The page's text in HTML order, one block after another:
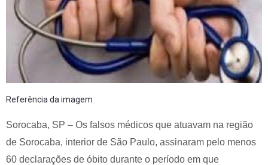
Referência da imagem
Sorocaba, SP – Os falsos médicos que atuavam na região
de Sorocaba, interior de São Paulo, assinaram pelo menos
60 declarações de óbito durante o período em que